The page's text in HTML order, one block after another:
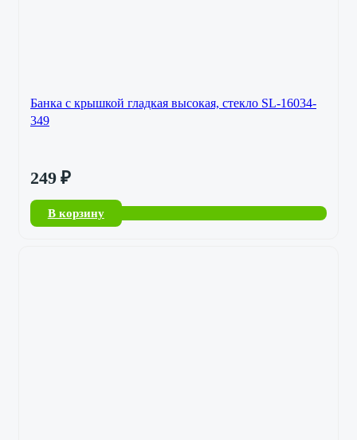
Банка с крышкой гладкая высокая, стекло SL-16034-
349
249 ₽
В корзину